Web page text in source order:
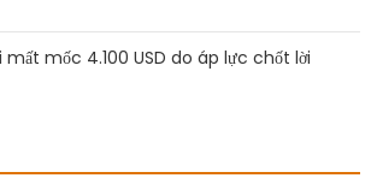
mốc 4.100 USD do áp lực chốt lời